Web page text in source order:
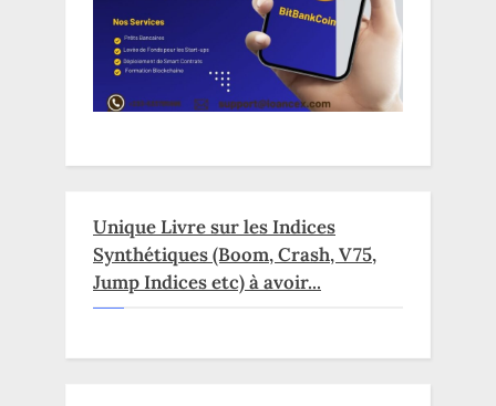
Unique Livre sur les Indices
Synthétiques (Boom, Crash, V75,
Jump Indices etc) à avoir...